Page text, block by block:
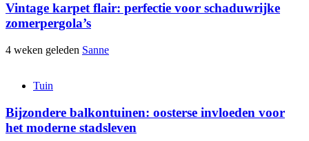
Vintage karpet flair: perfectie voor schaduwrijke
zomerpergola’s
4 weken geleden Sanne
Tuin
Bijzondere balkontuinen: oosterse invloeden voor
het moderne stadsleven